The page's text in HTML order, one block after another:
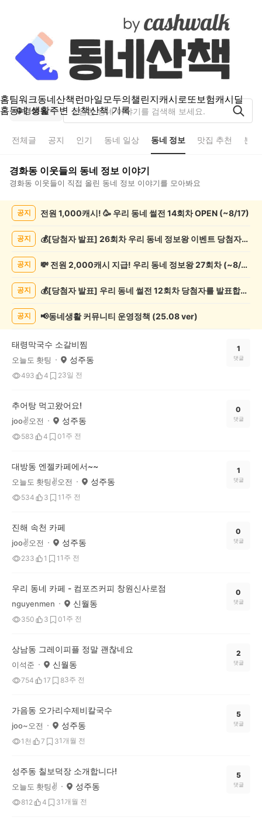
홈팀워크동네산책런마일모두의챌린지캐시로또보험캐시딜
홈동네 생활주변 산책산책 기록
경화동
전체글 공지 인기 동네 일상 동네 정보 맛집 추천 분
경화동 이웃들의 동네 정보 이야기
경화동 이웃들이 직접 올린 동네 정보 이야기를 모아봐요
록
공지 전원 1,000캐시! 🥳 우리 동네 썰전 14회차 OPEN (~8/17)
공지 💰[당첨자 발표] 26회차 우리 동네 정보왕 이벤트 당첨자를 발표합니다!
공지 💸 전원 2,000캐시 지급! 우리 동네 정보왕 27회차 (~8/10)
공지 💰[당첨자 발표] 우리 동네 썰전 12회차 당첨자를 발표합니다!
공지 📢동네생활 커뮤니티 운영정책 (25.08 ver)
태령막국수 소갈비찜
오늘도 홧팅 성주동
493 4 23일 전
1
댓글
추어탕 먹고왔어요!
joo✌️오전 성주동
583 4 01주 전
0
댓글
대방동 엔젤카페에서~~
오늘도 홧팅✌️오전 성주동
534 3 1 1주 전
1
댓글
진해 속천 카페
joo✌️오전 성주동
233 1 1 1주 전
0
댓글
우리 동네 카페 - 컴포즈커피 창원신사로점
nguyenmen 신월동
350 3 01주 전
0
댓글
상남동 그레이피플 정말 괜찮네요
이석준 신월동
754 17 83주 전
2
댓글
가음동 오가리수제비칼국수
joo~오전 성주동
1천 7 31개월 전
5
댓글
성주동 칠보덕장 소개합니다!
오늘도 홧팅✌️ 성주동
812 4 31개월 전
5
댓글